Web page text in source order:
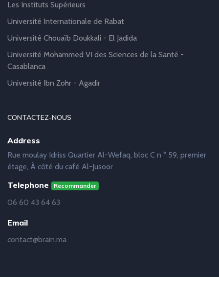
Les Instituts Supérieurs
Université Internationale de Rabat
Université Chouaïb Doukkali - El Jadida
Université Mohammed VI des Sciences de la Santé -
Casablanca
Université Ibn Zohr - Agadir
CONTACTEZ-NOUS
Address
Rue moulay Idriss Quartier Al-Wefaq, bloc C n ° 59, premier
étage, À côté du café Al-Jusoor
Telephone Recommander
06 60 43 64 63
Email
contact@brain.ma